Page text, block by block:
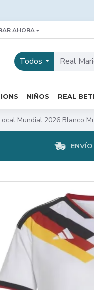
AHORA
Todos
NIÑOS REAL
Mundial 2026 Blanco